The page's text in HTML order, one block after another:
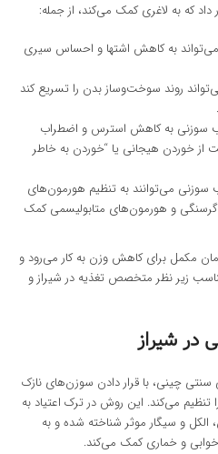
که به لاغری کمک می‌کند، از جمله:
به کاهش اشتها و احساس سیری
روند سوخت‌وساز بدن را تسریع کند
سوزنی به کاهش استرس و اضطراب
خوردن هیجانی یا “خوردن به خاطر
سوزنی می‌توانند به تنظیم هورمون‌های
گرسنگی و هورمون‌های متابولیسمی کمک
مکمل برای کاهش وزن به کار می‌رود و
زیر نظر متخصص تغذیه در شیراز و
در شیراز
چینی، با قرار دادن سوزن‌های نازک
تنظیم می‌کند. این روش در ترک اعتیاد به
الکل و سیگار موثر شناخته شده و به
و خماری کمک می‌کند.